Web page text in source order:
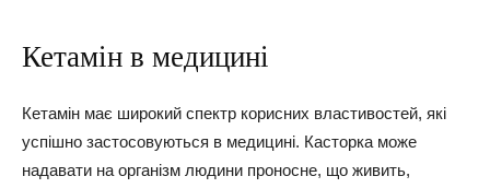
Кетамін в медицині
Кетамін має широкий спектр корисних властивостей, які
успішно застосовуються в медицині. Касторка може
надавати на організм людини проносне, що живить,